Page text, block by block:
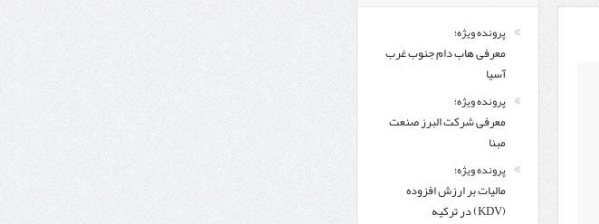
پرونده ویژه؛
معرفی هاب دام جنوب غرب
آسیا
پرونده ویژه؛
معرفی شركت البرز صنعت
مبنا
پرونده ویژه؛
مالیات بر ارزش افزوده
(KDV) در ترکیه